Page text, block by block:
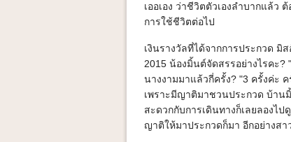
เออเอง ว่าชีวิตตัวเองลำบากแล้ว
การใช้ชีวิตต่อไป
เงินรางวัลที่ได้จากการประกวด มิ
2015 น้องมิ้นต์จัดสรรอย่างไรคะ?
นางงามมาแล้วกี่ครั้ง? "3 ครั้งค่ะ
เพราะมีญาติมาชวนประกวด บ้าน
สะดวกกับการเดินทางก็เลยลองไ
ญาติให้มาประกวดก็มา อีกอย่างส